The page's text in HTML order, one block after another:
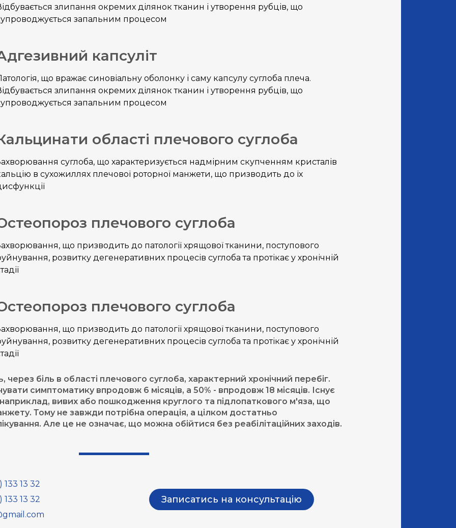
злипання окремих ділянок тканин і утворення рубців, що
запальним процесом
капсуліт
що вражає синовіальну оболонку і саму капсулу суглоба плеча.
злипання окремих ділянок тканин і утворення рубців, що
запальним процесом
області плечового суглоба
суглоба, що характеризується надмірним скупченням кристалів
в сухожиллях плечової роторної манжети, що призводить до їх
плечового суглоба
що призводить до патології хрящової тканини, поступового
розвитку дегенеративних процесів суглоба та протікає у хронічній
плечового суглоба
що призводить до патології хрящової тканини, поступового
розвитку дегенеративних процесів суглоба та протікає у хронічній
біль в області плечового суглоба, характерний хронічний перебіг.
симптоматику впродовж 6 місяців, а 50% - впродовж 18 місяців. Існує
вивих або пошкодження круглого та підлопаткового м'яза, що
Тому не завжди потрібна операція, а цілком достатньо
Але це не означає, що можна обійтися без реабілітаційних заходів.
13 32
13 32
Записатись на консультацію